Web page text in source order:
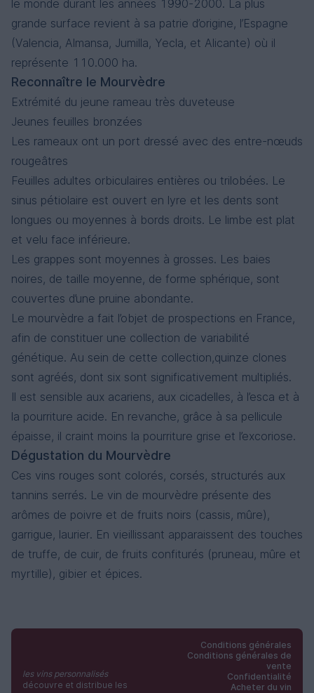
le monde durant les années 1990-2000. La plus
grande surface revient à sa patrie d’origine, l’Espagne
(Valencia, Almansa, Jumilla, Yecla, et Alicante) où il
représente 110.000 ha.
Reconnaître le Mourvèdre
Extrémité du jeune rameau très duveteuse
Jeunes feuilles bronzées
Les rameaux ont un port dressé avec des entre-nœuds
rougeâtres
Feuilles adultes orbiculaires entières ou trilobées. Le
sinus pétiolaire est ouvert en lyre et les dents sont
longues ou moyennes à bords droits. Le limbe est plat
et velu face inférieure.
Les grappes sont moyennes à grosses. Les baies
noires, de taille moyenne, de forme sphérique, sont
couvertes d’une pruine abondante.
Le mourvèdre a fait l’objet de prospections en France,
afin de constituer une collection de variabilité
génétique. Au sein de cette collection,quinze clones
sont agréés, dont six sont significativement multipliés.
Il est sensible aux acariens, aux cicadelles, à l’esca et à
la pourriture acide. En revanche, grâce à sa pellicule
épaisse, il craint moins la pourriture grise et l’excoriose.
Dégustation du Mourvèdre
Ces vins rouges sont colorés, corsés, structurés aux
tannins serrés. Le vin de mourvèdre présente des
arômes de poivre et de fruits noirs (cassis, mûre),
garrigue, laurier. En vieillissant apparaissent des touches
de truffe, de cuir, de fruits confiturés (pruneau, mûre et
myrtille), gibier et épices.
les vins personnalisés
découvre et distribue les
Conditions générales
Conditions générales de
vente
Confidentialité
Acheter du vin